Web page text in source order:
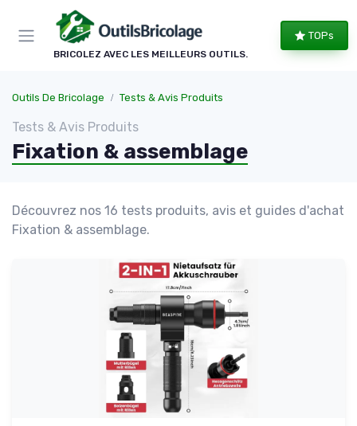
BRICOLEZ AVEC LES MEILLEURS OUTILS.
TOPs
Outils De Bricolage Tests & Avis Produits
Tests & Avis Produits
Fixation & assemblage
Découvrez nos 16 tests produits, avis et guides d'achat
Fixation & assemblage.
Panneau de gestion des cookies